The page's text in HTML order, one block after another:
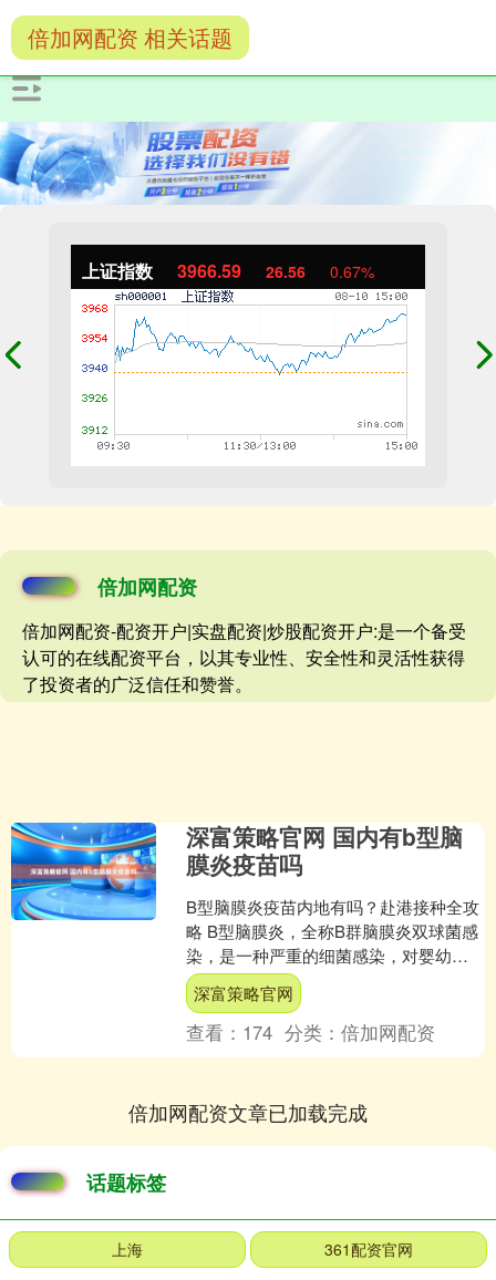
上证指数 3966.59 26.56 0.67%
倍加网配资
倍加网配资-配资开户|实盘配资|炒股配资开户:是一个备受
认可的在线配资平台，以其专业性、安全性和灵活性获得
了投资者的广泛信任和赞誉。
倍加网配资 相关话题
深富策略官网 国内有b型脑
膜炎疫苗吗
B型脑膜炎疫苗内地有吗？赴港接种全攻
略 B型脑膜炎，全称B群脑膜炎双球菌感
染，是一种严重的细菌感染，对婴幼儿
的健康威胁极大。由于其发病急、病情
重，且可能造成永久....
深富策略官网
查看： 174 分类：倍加网配资
倍加网配资文章已加载完成
话题标签
上海 361配资官网